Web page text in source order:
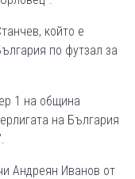
който е
по футзал за
1 на община
на България
Андреян Иванов от